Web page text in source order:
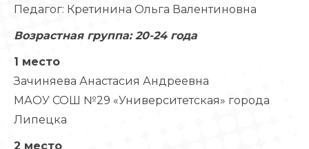
Педагог: Кретинина Ольга Валентиновна
Возрастная группа: 20-24 года
1 место
Зачиняева Анастасия Андреевна
МАОУ СОШ №29 «Университетская» города
Липецка
2 место